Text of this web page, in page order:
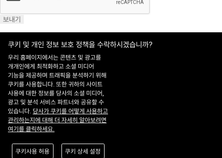
보내기
홈페이지 이용약관 ·
개인정보처리방침
ADDRESS : 대전 유성구 유성대로 1628번길 21 ㈜쎄트렉아이 3층
341-0401
Copyright 2025 SIIS. All rights reserved.
FAMILY SITE
Satrec Initiative
SI Analytics
ISO 9001:2015
쿠키 및 개인 정보 보호 정책을 수락하시겠습니까?
우리 홈페이지에서는 콘텐츠 및 광고를
개개인에게 최적화하고 소셜 미디어
기능을 제공하며 트래픽을 분석하기 위해
쿠키를 사용합니다. 또한 귀하의 사이트
사용에 대한 정보를 당사의 소셜 미디어,
광고 및 분석 서비스 파트너와 공유할 수
있습니다. 당사가 쿠키를 어떻게 사용하고
관리하는지에 대해 더 자세히 알아보려면
여기를 클릭하세요.
쿠키사용 허용 쿠키 상세 설정